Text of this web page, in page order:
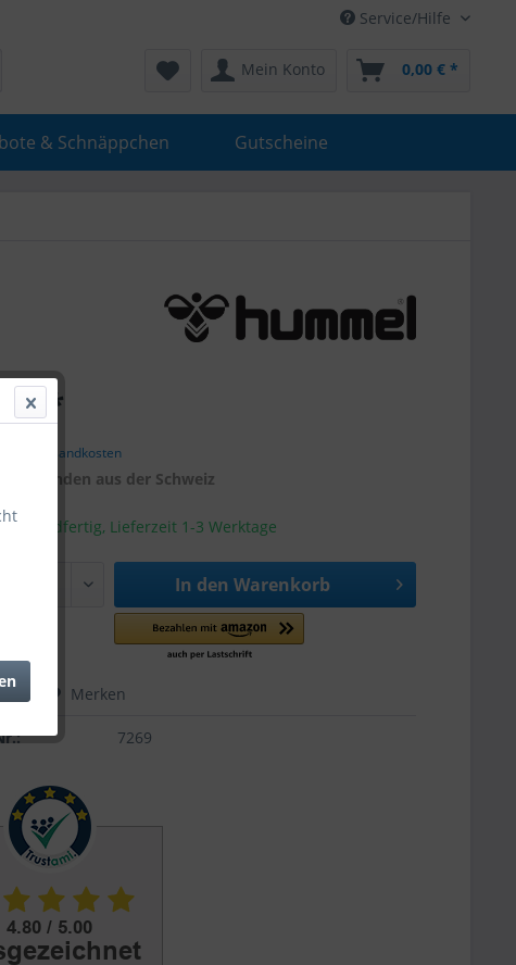
Service/Hilfe
Mein Konto 0,00 € *
& Schnäppchen Gutscheine
€ *
inkl. Versandkosten
Kunden aus der Schweiz
Lieferzeit 1-3 Werktage
In den Warenkorb
Merken
7269